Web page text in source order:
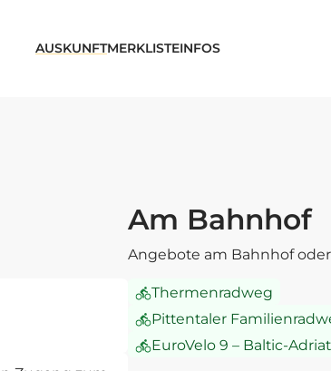
AUSKUNFTMERKLISTEINFOS
Am Bahnhof
Angebote am Bahnhof
Thermenradweg
Pittentaler
EuroVelo 9 – Baltic-